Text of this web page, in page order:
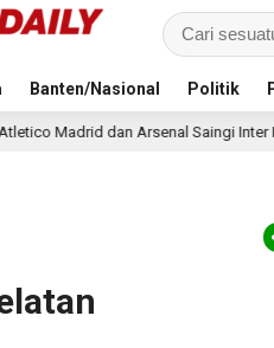
Banten/Nasional Politik
Saingi Inter Milan dalam